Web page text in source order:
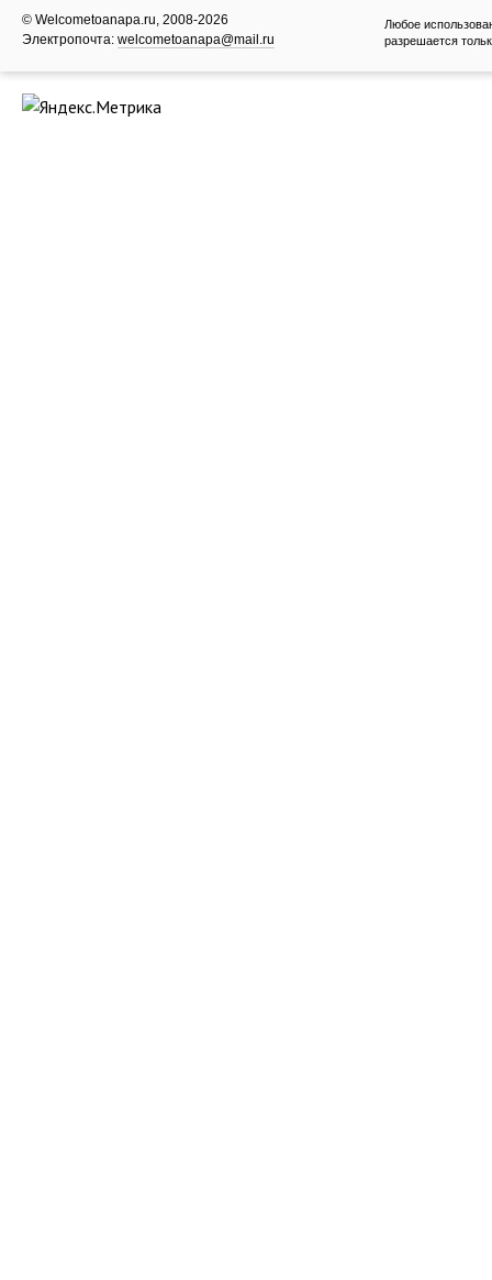
© Welcometoanapa.ru, 2008-2026
Электропочта: welcometoanapa@mail.ru
Любое
разрешается